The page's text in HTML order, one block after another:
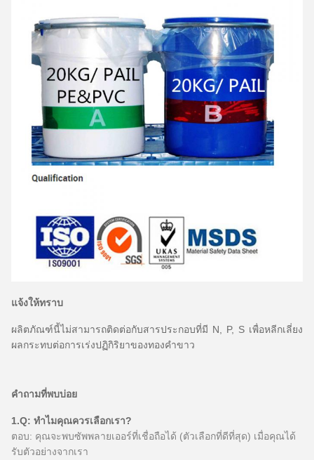
แจ้งให้ทราบ
ผลิตภัณฑ์นี้ไม่สามารถติดต่อกับสารประกอบที่มี N, P, S เพื่อหลีกเลี่ยง
ผลกระทบต่อการเร่งปฏิกิริยาของทองคำขาว
คำถามที่พบบ่อย
1.Q: ทำไมคุณควรเลือกเรา?
ตอบ: คุณจะพบซัพพลายเออร์ที่เชื่อถือได้ (ตัวเลือกที่ดีที่สุด) เมื่อคุณได้
รับตัวอย่างจากเรา